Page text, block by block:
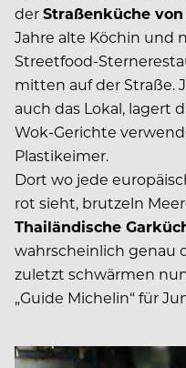
derStraßenküche
Jahre alte Köchin und
Streetfood-
mitten auf der Straße.
auch das Lokal, lagert
Wok-Gerichte
Plastikeimer.
Dort wo jede
rot sieht, brutzeln
Thailändische
wahrscheinlich genau
zuletzt schwärmen
„Guide Michelin“ für